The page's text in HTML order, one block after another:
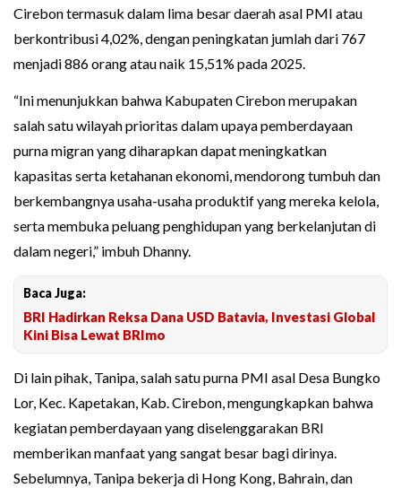
Cirebon termasuk dalam lima besar daerah asal PMI atau
berkontribusi 4,02%, dengan peningkatan jumlah dari 767
menjadi 886 orang atau naik 15,51% pada 2025.
“Ini menunjukkan bahwa Kabupaten Cirebon merupakan
salah satu wilayah prioritas dalam upaya pemberdayaan
purna migran yang diharapkan dapat meningkatkan
kapasitas serta ketahanan ekonomi, mendorong tumbuh dan
berkembangnya usaha-usaha produktif yang mereka kelola,
serta membuka peluang penghidupan yang berkelanjutan di
dalam negeri,” imbuh Dhanny.
Baca Juga:
BRI Hadirkan Reksa Dana USD Batavia, Investasi Global
Kini Bisa Lewat BRImo
Di lain pihak, Tanipa, salah satu purna PMI asal Desa Bungko
Lor, Kec. Kapetakan, Kab. Cirebon, mengungkapkan bahwa
kegiatan pemberdayaan yang diselenggarakan BRI
memberikan manfaat yang sangat besar bagi dirinya.
Sebelumnya, Tanipa bekerja di Hong Kong, Bahrain, dan